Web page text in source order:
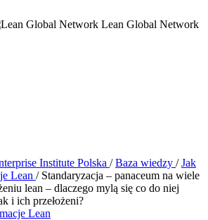
Lean Global Network
Institute Polska /Baza wiedzy /Jak
Lean / Standaryzacja – panaceum na wiele
lean – dlaczego mylą się co do niej
i ich przełożeni?
Lean